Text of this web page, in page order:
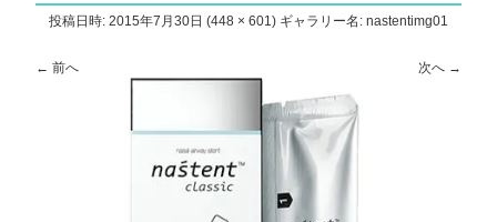
投稿日時: 2015年7月30日 (448 × 601) ギャラリー名: nastentimg01
← 前へ 次へ →